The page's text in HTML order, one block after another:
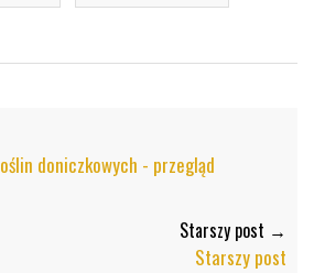
doniczkowych - przegląd
Starszy post →
Starszy post